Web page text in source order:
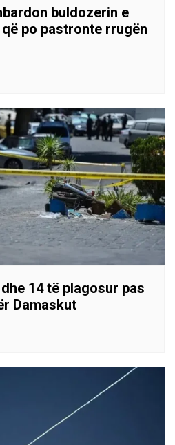
buldozerin e
po pastronte rrugën
14 të plagosur pas
Damaskut